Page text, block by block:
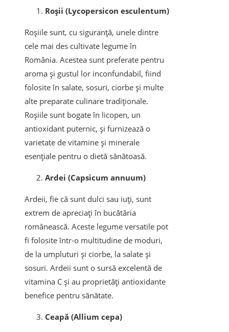
Roșii (Lycopersicon esculentum)
Roșiile sunt, cu siguranță, unele dintre
cele mai des cultivate legume în
România. Acestea sunt preferate pentru
aroma și gustul lor inconfundabil, fiind
folosite în salate, sosuri, ciorbe și multe
alte preparate culinare tradiționale.
Roșiile sunt bogate în licopen, un
antioxidant puternic, și furnizează o
varietate de vitamine și minerale
esențiale pentru o dietă sănătoasă.
Ardei (Capsicum annuum)
Ardeii, fie că sunt dulci sau iuți, sunt
extrem de apreciați în bucătăria
românească. Aceste legume versatile pot
fi folosite într-o multitudine de moduri,
de la umpluturi și ciorbe, la salate și
sosuri. Ardeii sunt o sursă excelentă de
vitamina C și au proprietăți antioxidante
benefice pentru sănătate.
Ceapă (Allium cepa)